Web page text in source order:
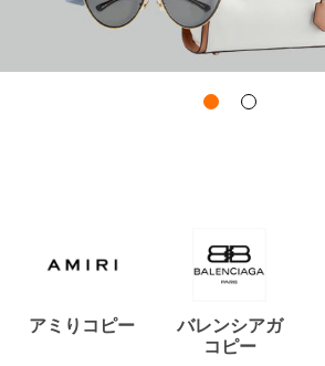
アミりコピー
バレンシアガ
コピー